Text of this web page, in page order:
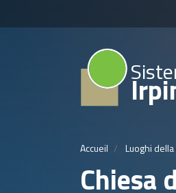
Accueil Luoghi
Chiesa